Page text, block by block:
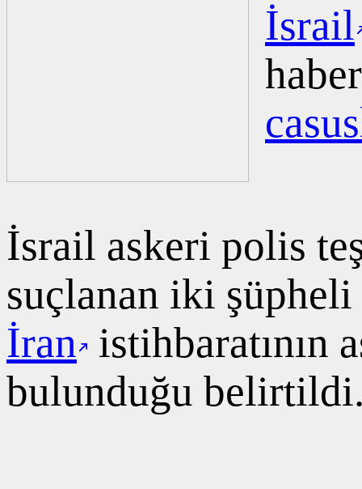
İsrail
İsrail askeri polis
suçlanan iki şüpheli
İran istihbaratının
bulunduğu